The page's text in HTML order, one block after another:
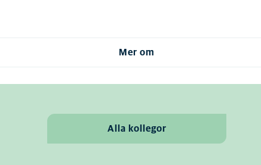
Mer om
Alla kollegor